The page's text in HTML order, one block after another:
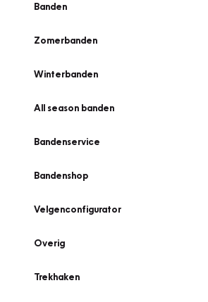
Banden
Zomerbanden
Winterbanden
All season banden
Bandenservice
Bandenshop
Velgenconfigurator
Overig
Trekhaken